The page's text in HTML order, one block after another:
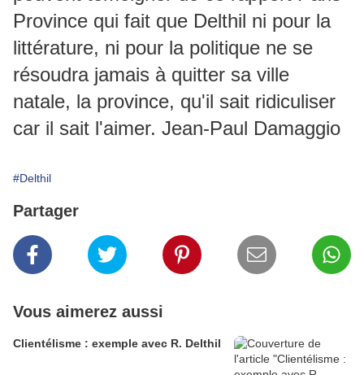
Province qui fait que Delthil ni pour la
littérature, ni pour la politique ne se
résoudra jamais à quitter sa ville
natale, la province, qu'il sait ridiculiser
car il sait l'aimer. Jean-Paul Damaggio
#Delthil
Partager
Vous aimerez aussi
Clientélisme : exemple avec R. Delthil